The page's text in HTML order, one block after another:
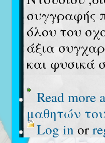
συγγραφής
όλου του
άξια
και φυσικά
Read more
μαθητών
Log in or